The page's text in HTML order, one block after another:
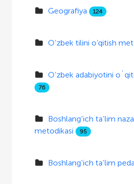
Geografiya 124
O‘zbek tilini o‘qitish
O‘zbek adabiyotini
76
Boshlang‘ich ta’lim
metodikasi
95
Boshlang‘ich ta’lim